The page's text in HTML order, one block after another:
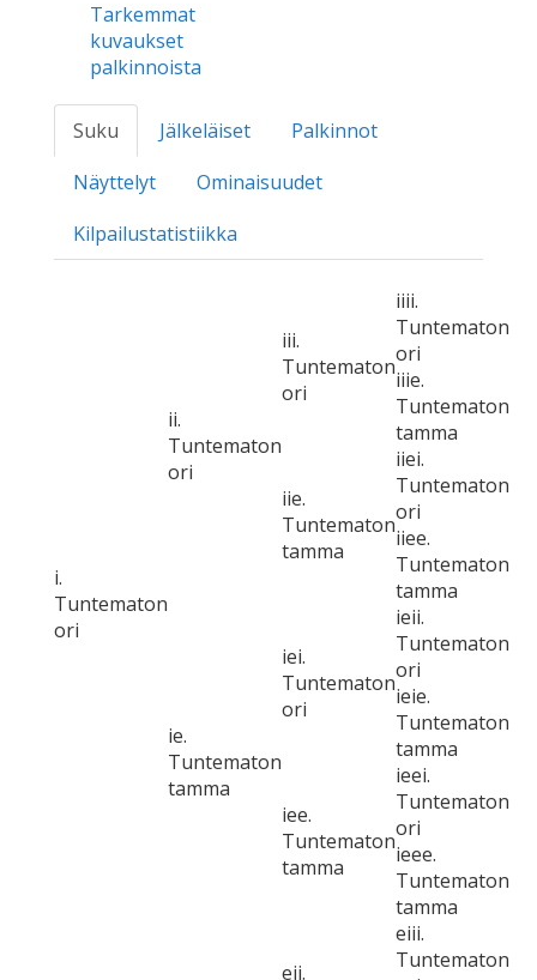
Tarkemmat
kuvaukset
palkinnoista
Suku Jälkeläiset
Palkinnot
Näyttelyt
Ominaisuudet
Kilpailustatistiikka
i.
Tuntematon
ori
ii.
Tuntematon
ori
iii.
Tuntematon
ori
iiii.
Tuntematon
ori
iiie.
Tuntematon
tamma
iie.
Tuntematon
tamma
iiei.
Tuntematon
ori
iiee.
Tuntematon
tamma
ie.
Tuntematon
tamma
iei.
Tuntematon
ori
ieii.
Tuntematon
ori
ieie.
Tuntematon
tamma
iee.
Tuntematon
tamma
ieei.
Tuntematon
ori
ieee.
Tuntematon
tamma
eii.
eiii.
Tuntematon